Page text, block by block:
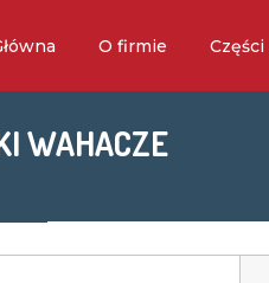
O firmie Części
WAHACZE